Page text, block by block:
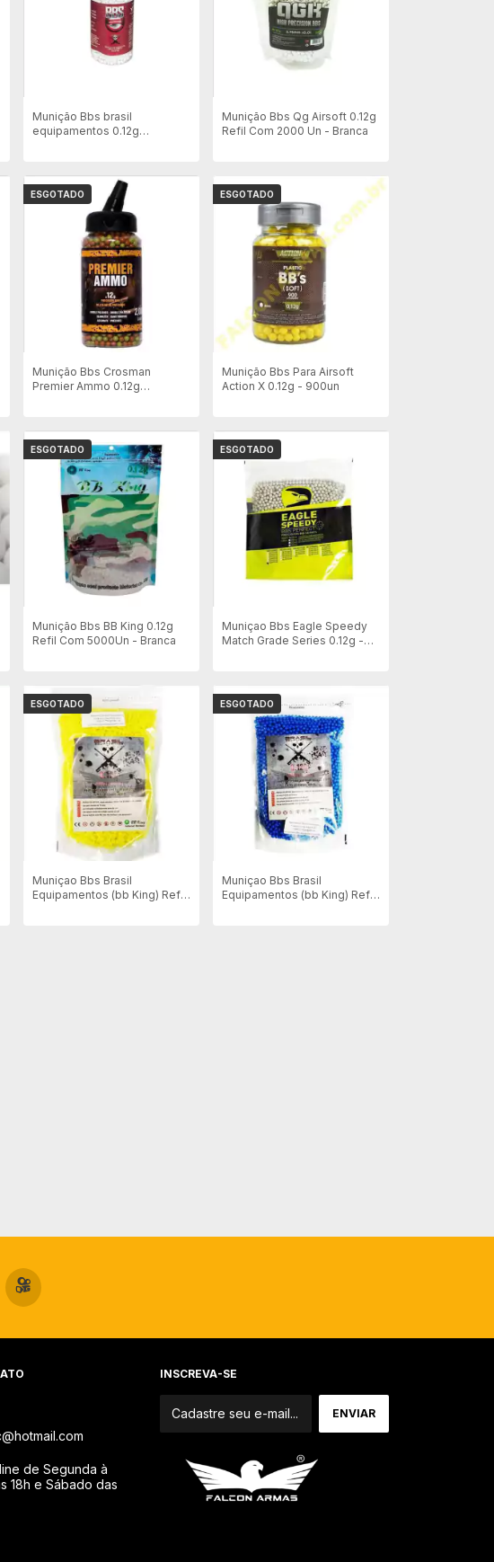
Munição Bbs brasil
equipamentos 0.12g
Munição Bbs Qg Airsoft 0.12g
Refil Com 2000 Un - Branca
ESGOTADO
Munição Bbs Crosman
Premier Ammo 0.12g
ESGOTADO
Munição Bbs Para Airsoft
Action X 0.12g - 900un
ESGOTADO
Munição Bbs BB King 0.12g
Refil Com 5000Un - Branca
ESGOTADO
Muniçao Bbs Eagle Speedy
Match Grade Series 0.12g -
ESGOTADO
Muniçao Bbs Brasil
Equipamentos (bb King) Refil
ESGOTADO
Muniçao Bbs Brasil
Equipamentos (bb King) Refil
de Segunda à
18h e Sábado das
INSCREVA-SE